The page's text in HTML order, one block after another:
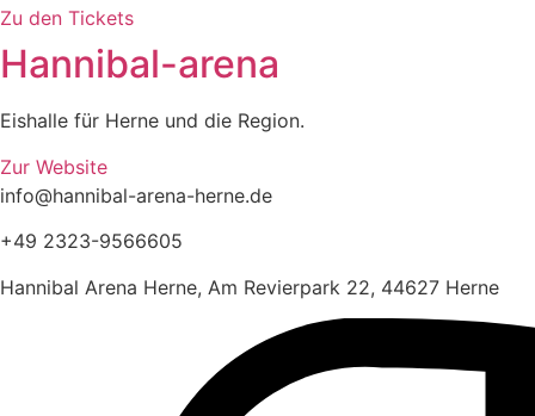
Zu den Tickets
Hannibal-arena
Eishalle für Herne und die Region.
Zur Website
info@hannibal-arena-herne.de
+49 2323-9566605
Hannibal Arena Herne, Am Revierpark 22, 44627 Herne